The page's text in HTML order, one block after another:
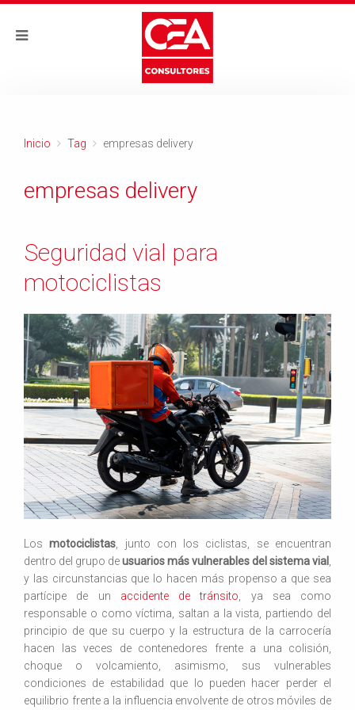
Inicio Tag empresas delivery
empresas delivery
Seguridad vial para
motociclistas
Losmotociclistas , junto con los ciclistas, se encuentran
dentro del grupo deusuarios más vulnerables del sistema vial
y las circunstancias que lo hacen más propenso a que sea
partícipe de un accidente de tránsito , ya sea como
responsable o como víctima, saltan a la vista, partiendo del
principio de que su cuerpo y la estructura de la carrocería
hacen las veces de contenedores frente a una colisión,
choque o volcamiento, asimismo, sus vulnerables
condiciones de estabilidad que lo pueden hacer perder el
equilibrio frente a la influencia envolvente de otros móviles de